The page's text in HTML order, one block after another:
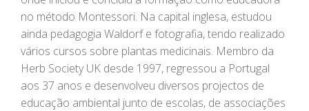
no método Montessori. Na capital inglesa, estudou
ainda pedagogia Waldorf e fotografia, tendo realizado
vários cursos sobre plantas medicinais. Membro da
Herb Society UK desde 1997, regressou a Portugal
aos 37 anos e desenvolveu diversos projectos de
educação ambiental junto de escolas, de associações